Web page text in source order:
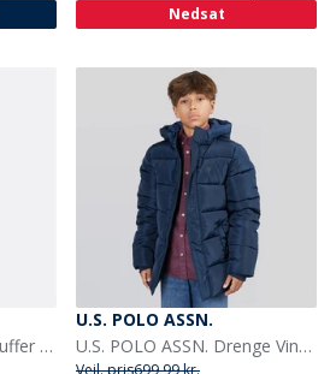
Nedsat
True North Dame Iza Puffer Jakke Sort
U.S. POLO ASSN.
U.S. POLO ASSN. Drenge Vinterjakke Blå
Vejl. pris699,99 kr.